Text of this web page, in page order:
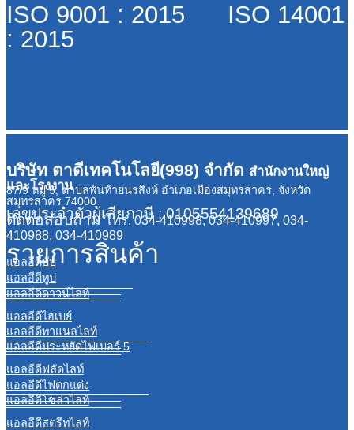
ISO 9001 : 2015 ISO 14001
: 2015
บริษัท ตาดีเทคโนโลยี(998) จำกัด สำนักงานใหญ่
และโรงงาน
87/9 หมู่ 5, ตำบลพันท้ายนรสิงห์ อำเภอเมืองสมุทรสาคร, จังหวัด
สมุทรสาคร 74000
เลขประจำตัวผู้เสียภาษี : 0105554139689
ติดต่อสอบถามโทร. 034-410998, 034-410997, 034-
410988, 034-410989
รายการสินค้า
แอลอีดีบับ
แอลอีดีทูป
แอลอีดีดาวน์ไลท์
แอลอีดีไฮเบย์
แอลอีดีพาแนลไลท์
แอลอีดีประหยัดไฟเบอร์ 5
แอลอีดีฟลัดไลท์
แอลอีดีไฟตกแต่ง
แอลอีดีโซล่าไลท์
แอลอีดีสตรีทไลท์